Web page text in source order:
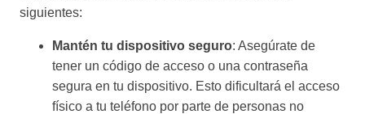
siguientes:
Mantén tu dispositivo seguro: Asegúrate de
tener un código de acceso o una contraseña
segura en tu dispositivo. Esto dificultará el acceso
físico a tu teléfono por parte de personas no